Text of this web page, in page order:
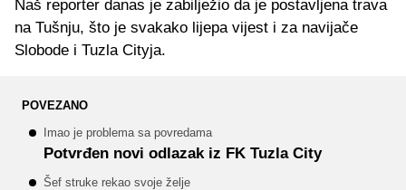
Naš reporter danas je zabilježio da je postavljena trava
na Tušnju, što je svakako lijepa vijest i za navijače
Slobode i Tuzla Cityja.
POVEZANO
Imao je problema sa povredama
Potvrđen novi odlazak iz FK Tuzla City
Šef struke rekao svoje želje